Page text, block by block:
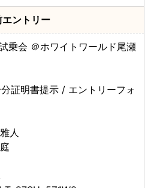
エントリー
乗会 ＠ホワイトワールド尾瀬
証明書提示 / エントリーフォ
人